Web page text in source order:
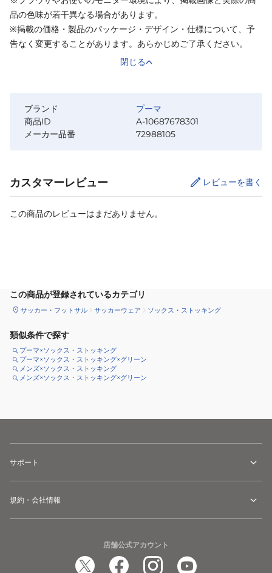
品の色味が若干異なる場合があります。
※掲載の価格・製品のパッケージ・デザイン・仕様について、予
告なく変更することがあります。あらかじめご了承ください。
閉じる
ブランド
プーマ
商品ID
A-10687678301
メーカー品番
72988105
カスタマーレビュー レビューを書く
この商品のレビューはまだありません。
この商品が登録されているカテゴリ
サッカー・フットサル サッカーウェア ソックス・ストッキング
類似条件で探す
プーマ×ソックス・ストッキング
プーマ×ソックス・ストッキング×グリーン
メンズ×ソックス・ストッキング
メンズ×ソックス・ストッキング×グリーン
サポート
規約・会社情報
店舗公式アカウント